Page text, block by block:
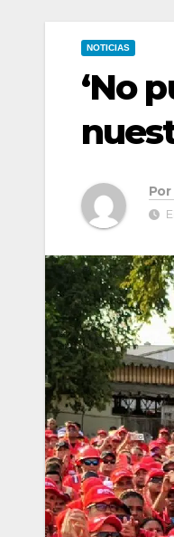
NOTICIAS
‘No
Por